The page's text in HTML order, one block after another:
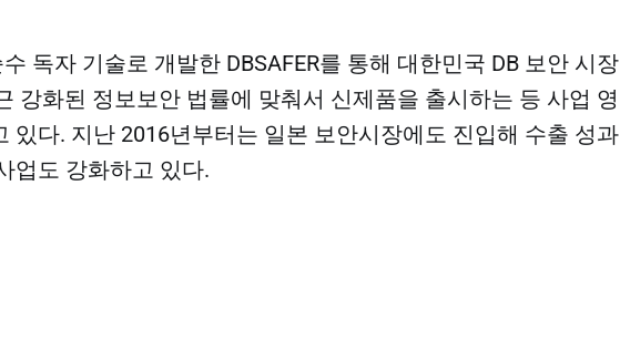
독자 기술로 개발한 DBSAFER를 통해 대한민국 DB 보안 시장
강화된 정보보안 법률에 맞춰서 신제품을 출시하는 등 사업 영
있다. 지난 2016년부터는 일본 보안시장에도 진입해 수출 성과
업도 강화하고 있다.